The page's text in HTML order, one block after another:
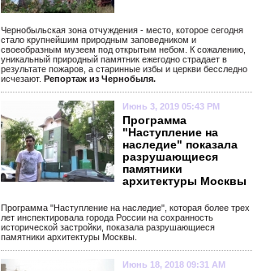
Чернобыльская зона отчуждения - место, которое сегодня
стало крупнейшим природным заповедником и
своеобразным музеем под открытым небом. К сожалению,
уникальный природный памятник ежегодно страдает в
результате пожаров, а старинные избы и церкви бесследно
исчезают. Репортаж из Чернобыля.
Июнь 3, 2019 05:43 PM
Программа
"Наступление на
наследие" показала
разрушающиеся
памятники
архитектуры Москвы
Программа "Наступление на наследие", которая более трех
лет инспектировала города России на сохранность
исторической застройки, показала разрушающиеся
памятники архитектуры Москвы.
Июнь 18, 2018 09:31 AM